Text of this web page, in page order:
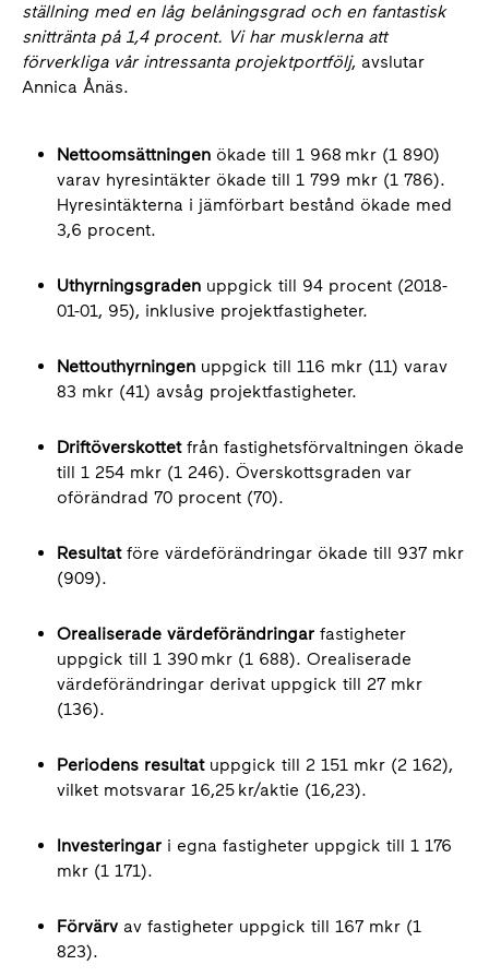
ställning med en låg belåningsgrad och en fantastisk
snittränta på 1,4 procent. Vi har musklerna att
förverkliga vår intressanta projektportfölj, avslutar
Annica Ånäs.
Nettoomsättningen ökade till 1 968 mkr (1 890)
varav hyresintäkter ökade till 1 799 mkr (1 786).
Hyresintäkterna i jämförbart bestånd ökade med
3,6 procent.
Uthyrningsgraden uppgick till 94 procent (2018-
01-01, 95), inklusive projektfastigheter.
Nettouthyrningen uppgick till 116 mkr (11) varav
83 mkr (41) avsåg projektfastigheter.
Driftöverskottetfrån fastighetsförvaltningen ökade
till 1 254 mkr (1 246). Överskottsgraden var
oförändrad 70 procent (70).
Resultatföre värdeförändringar ökade till 937 mkr
(909).
Orealiserade värdeförändringar fastigheter
uppgick till 1 390 mkr (1 688). Orealiserade
värdeförändringar derivat uppgick till 27 mkr
(136).
Periodens resultatuppgick till 2 151 mkr (2 162),
vilket motsvarar 16,25 kr/aktie (16,23).
Investeringar i egna fastigheter uppgick till 1 176
mkr (1 171).
Förvärv av fastigheter uppgick till 167 mkr (1
823).